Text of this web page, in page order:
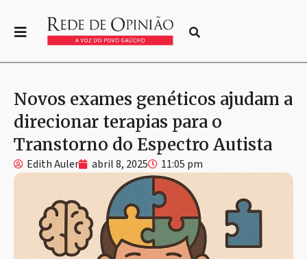
Novos exames genéticos ajudam a
direcionar terapias para o
Transtorno do Espectro Autista
Edith Auler abril 8, 2025 11:05 pm